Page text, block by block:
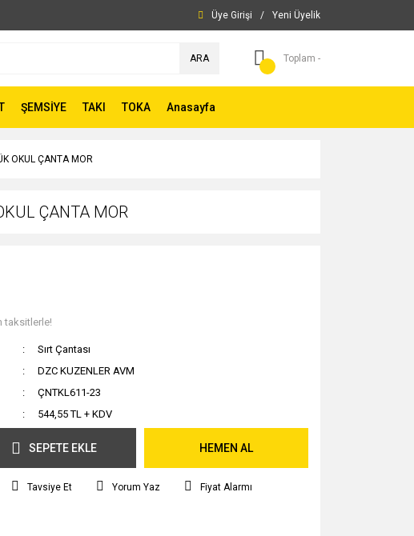
Üye Girişi / Yeni Üyelik
ARA Toplam -
ŞEMSİYE TAKI TOKA Anasayfa
OKUL ÇANTA MOR
ÇANTA MOR
taksitlerle!
Sırt Çantası
DZC KUZENLER AVM
ÇNTKL611-23
544,55 TL + KDV
SEPETE EKLE HEMEN AL
Tavsiye Et Yorum Yaz Fiyat Alarmı